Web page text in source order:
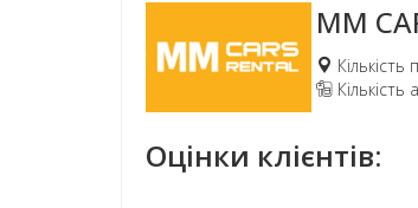
MM
Оцінки клієнтів: